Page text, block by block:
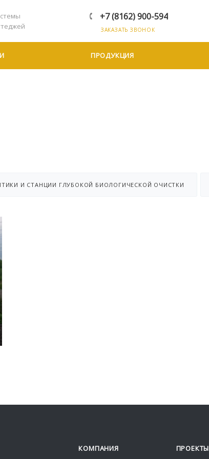
+7 (8162) 900-594
ЗАКАЗАТЬ ЗВОНОК
ПРОДУКЦИЯ
И СТАНЦИИ ГЛУБОКОЙ БИОЛОГИЧЕСКОЙ ОЧИСТКИ
КОМПАНИЯ ПРОЕКТЫ